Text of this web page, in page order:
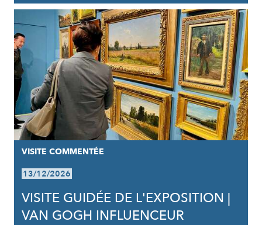
VISITE COMMENTÉE
13/12/2026
VISITE GUIDÉE DE L'EXPOSITION |
VAN GOGH INFLUENCEUR